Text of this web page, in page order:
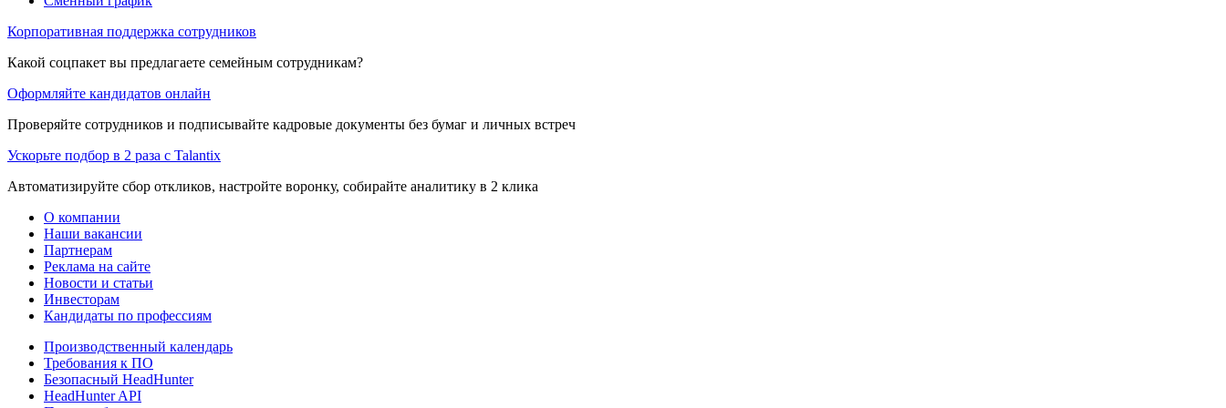
Корпоративная поддержка сотрудников
Какой соцпакет вы предлагаете семейным сотрудникам?
Оформляйте кандидатов онлайн
Проверяйте сотрудников и подписывайте кадровые документы без бумаг и личных встреч
Ускорьте подбор в 2 раза с Talantix
Автоматизируйте сбор откликов, настройте воронку, собирайте аналитику в 2 клика
О компании
Наши вакансии
Партнерам
Реклама на сайте
Новости и статьи
Инвесторам
Кандидаты по профессиям
Производственный календарь
Требования к ПО
Безопасный HeadHunter
HeadHunter API